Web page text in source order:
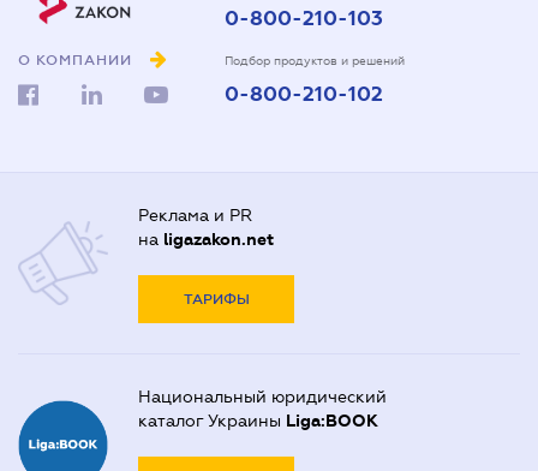
О КОМПАНИИ
0-800-210-103
Подбор продуктов и решений
0-800-210-102
Реклама и PR
на ligazakon.net
ТАРИФЫ
Национальный юридический
каталог Украины Liga:BOOK